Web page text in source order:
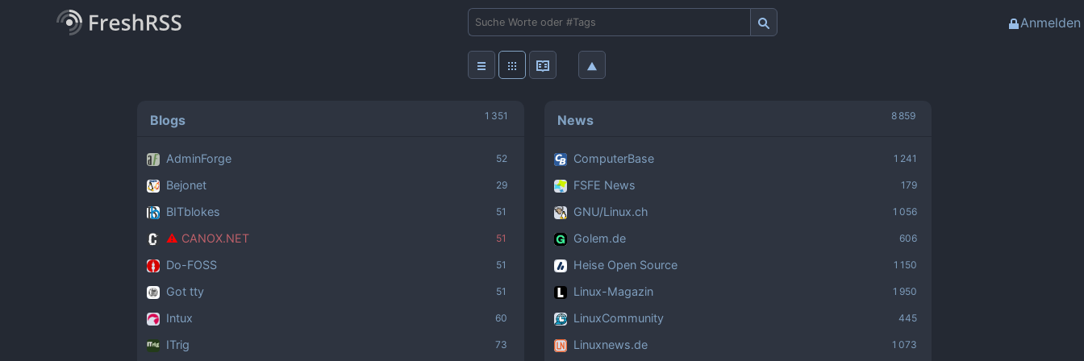
Anmelden
Blogs
AdminForge
Bejonet
BITblokes
CANOX.NET
Do-FOSS
Got tty
Intux
ITrig
News
ComputerBase
FSFE News
GNU/Linux.ch
Golem.de
Heise Open Source
Linux-Magazin
LinuxCommunity
Linuxnews.de